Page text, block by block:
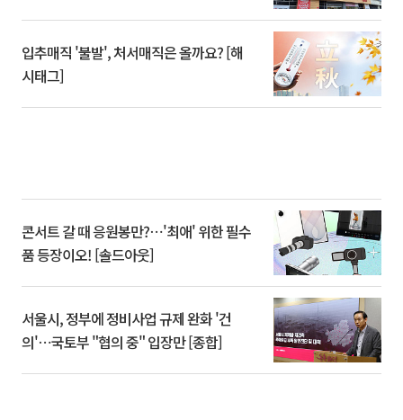
입추매직 '불발', 처서매직은 올까요? [해
시태그]
콘서트 갈 때 응원봉만?⋯'최애' 위한 필수
품 등장이오! [솔드아웃]
서울시, 정부에 정비사업 규제 완화 '건
의'⋯국토부 "협의 중" 입장만 [종합]